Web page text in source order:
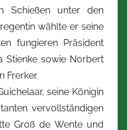
Schießen unter den
wählte er seine
fungieren Präsident
Stienke sowie Norbert
Frerker.
seine Königin
vervollständigen
Groß de Wente und